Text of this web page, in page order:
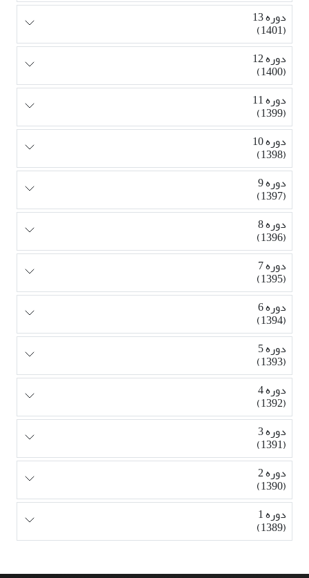
دوره 13
(1401)
دوره 12
(1400)
دوره 11
(1399)
دوره 10
(1398)
دوره 9
(1397)
دوره 8
(1396)
دوره 7
(1395)
دوره 6
(1394)
دوره 5
(1393)
دوره 4
(1392)
دوره 3
(1391)
دوره 2
(1390)
دوره 1
(1389)